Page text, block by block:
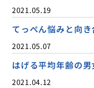
2021.05.19
てっぺん悩みと向
2021.05.07
はげる平均年齢の
2021.04.12